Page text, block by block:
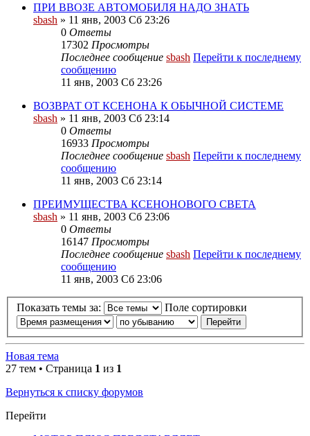
ПРИ ВВОЗЕ АВТОМОБИЛЯ НАДО ЗНАТЬ
sbash » 11 янв, 2003 Сб 23:26
0 Ответы
17302 Просмотры
Последнее сообщение sbash Перейти к последнему
сообщению
11 янв, 2003 Сб 23:26
ВОЗВРАТ ОТ КСЕНОНА К ОБЫЧНОЙ СИСТЕМЕ
sbash » 11 янв, 2003 Сб 23:14
0 Ответы
16933 Просмотры
Последнее сообщение sbash Перейти к последнему
сообщению
11 янв, 2003 Сб 23:14
ПРЕИМУЩЕСТВА КСЕНОНОВОГО СВЕТА
sbash » 11 янв, 2003 Сб 23:06
0 Ответы
16147 Просмотры
Последнее сообщение sbash Перейти к последнему
сообщению
11 янв, 2003 Сб 23:06
Показать темы за: Поле сортировки
Новая тема
27 тем • Страница 1 из 1
Вернуться к списку форумов
Перейти